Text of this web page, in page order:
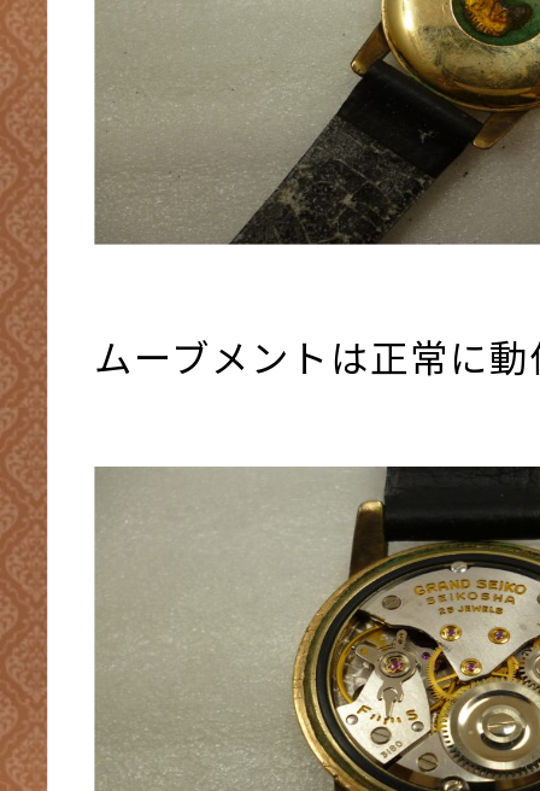
ムーブメントは正常に